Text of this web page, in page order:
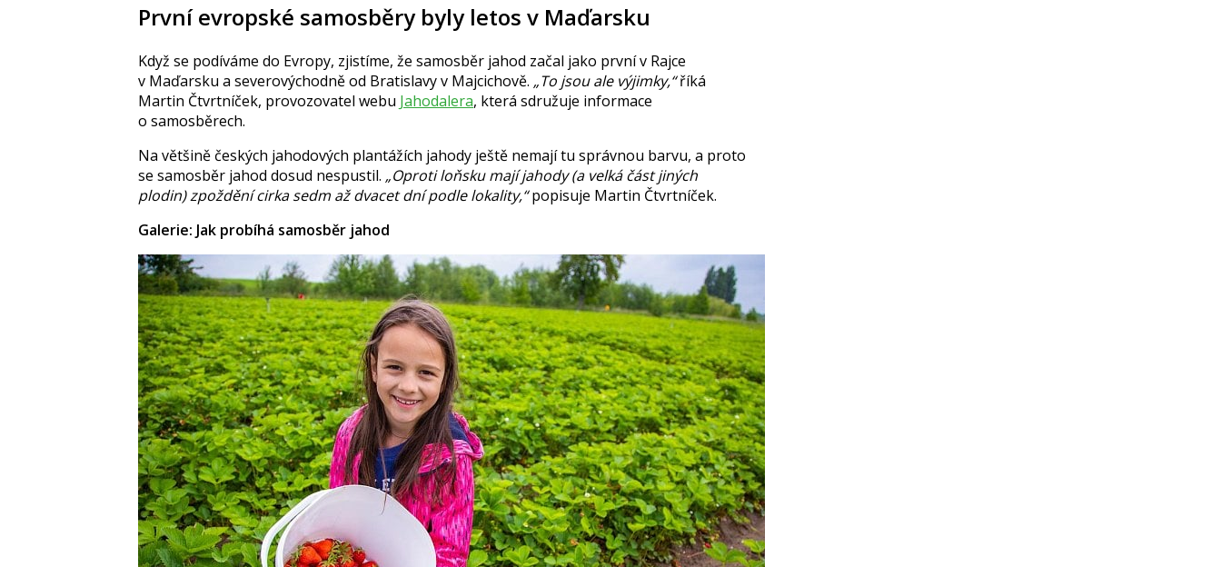
První evropské samosběry byly letos v Maďarsku
Když se podíváme do Evropy, zjistíme, že samosběr jahod začal jako první v Rajce
v Maďarsku a severovýchodně od Bratislavy v Majcichově. „To jsou ale výjimky,“říká
Martin Čtvrtníček, provozovatel webu Jahodalera, která sdružuje informace
o samosběrech.
Na většině českých jahodových plantážích jahody ještě nemají tu správnou barvu, a proto
se samosběr jahod dosud nespustil. „Oproti loňsku mají jahody (a velká část jiných
plodin) zpoždění cirka sedm až dvacet dní podle lokality,“popisuje Martin Čtvrtníček.
Galerie: Jak probíhá samosběr jahod